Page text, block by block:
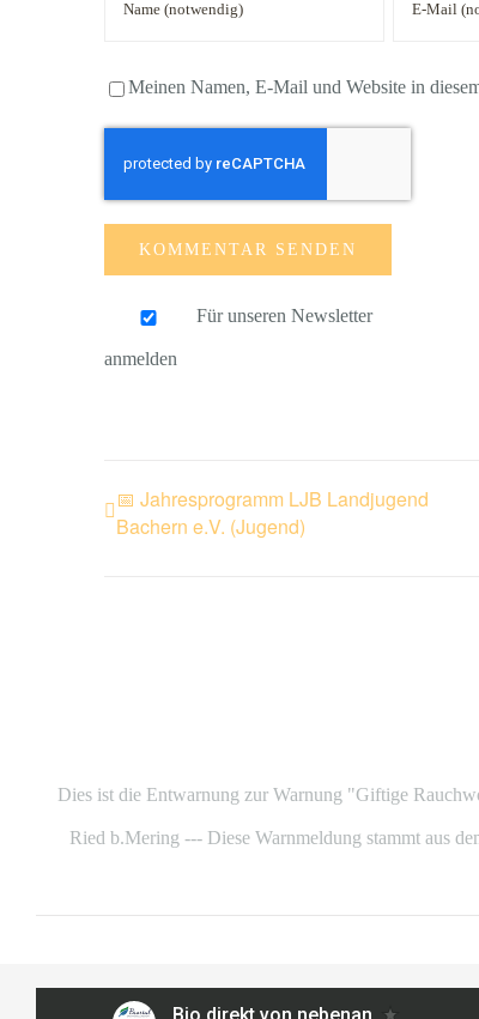
Meinen Namen, E-Mail und Website in
Für unseren Newsletter
anmelden
📅 Jahresprogramm LJB Landjugend
Bachern e.V. (Jugend)
Dies ist die Entwarnung zur Warnung "Giftige
Ried b.Mering --- Diese Warnmeldung stammt aus